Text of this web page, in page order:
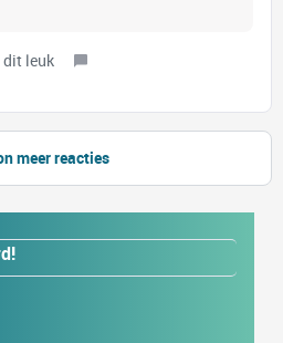
dit leuk
meer reacties